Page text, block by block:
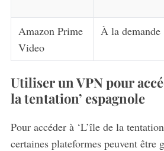
Amazon Prime
Video
À la demande
Utiliser un VPN pour
la tentation’ espagnole
Pour accéder à ‘L’île de la
certaines plateformes peuvent être